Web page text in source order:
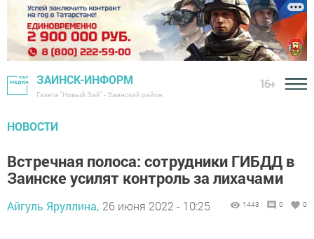
ЗАИНСК-ИНФОРМ
Газета "Новый Зай" - Заинский район
16+
НОВОСТИ
Встречная полоса: сотрудники ГИБДД в
Заинске усилят контроль за лихачами
Айгуль Яруллина, 26 июня 2022 - 10:25 1443 0 0